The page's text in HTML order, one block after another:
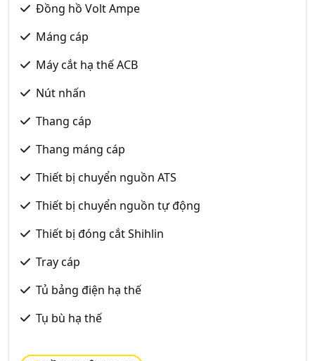
Đồng hồ Volt Ampe
Máng cáp
Máy cắt hạ thế ACB
Nút nhấn
Thang cáp
Thang máng cáp
Thiết bị chuyển nguồn ATS
Thiết bị chuyển nguồn tự động
Thiết bị đóng cắt Shihlin
Tray cáp
Tủ bảng điện hạ thế
Tụ bù hạ thế